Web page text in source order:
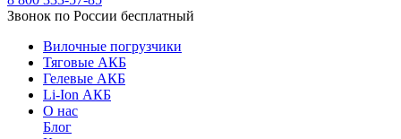
Звонок по России бесплатный
Вилочные погрузчики
Тяговые АКБ
Гелевые АКБ
Li-Ion АКБ
О нас
Блог